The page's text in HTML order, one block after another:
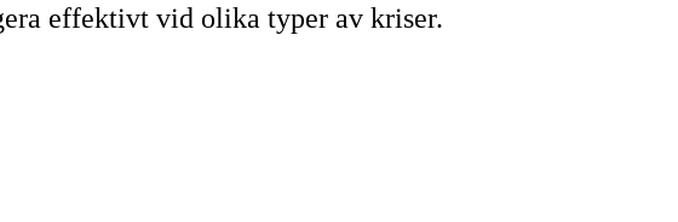
effektivt vid olika typer av kriser.